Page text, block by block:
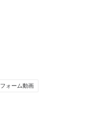
ォーム動画